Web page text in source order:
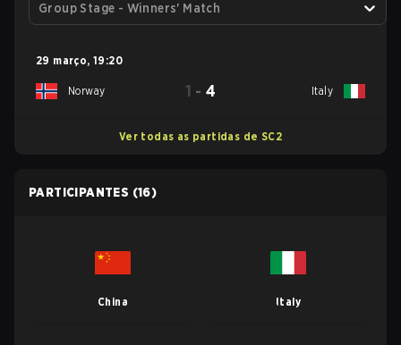
Group Stage - Winners' Match
29 março, 19:20
Norway 1 -4 Italy
Ver todas as partidas de SC2
PARTICIPANTES (16)
China Italy